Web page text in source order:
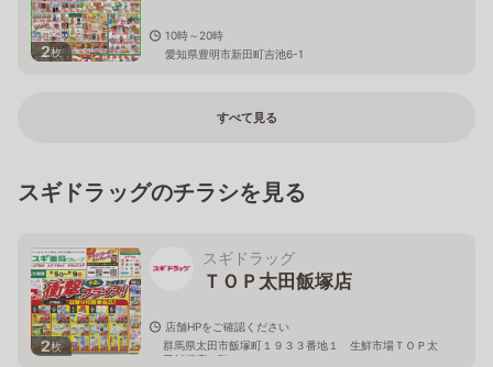
2枚
10時～20時
愛知県豊明市新田町吉池6-1
すべて見る
スギドラッグのチラシを見る
2枚
スギドラッグ
ＴＯＰ太田飯塚店
店舗HPをご確認ください
群馬県太田市飯塚町１９３３番地１ 生鮮市場ＴＯＰ太
田飯塚店１階